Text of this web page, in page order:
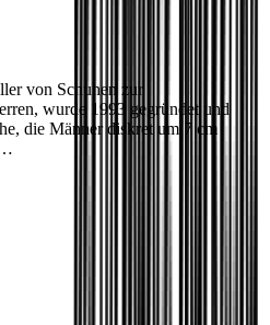
von Schuhen zur
wurde 1993 gegründet und
die Männer diskret um 7 cm